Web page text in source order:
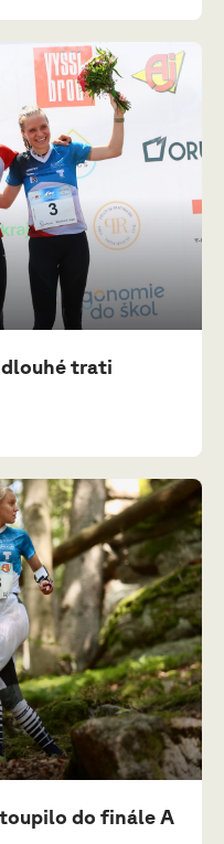
dlouhé trati
do finále A